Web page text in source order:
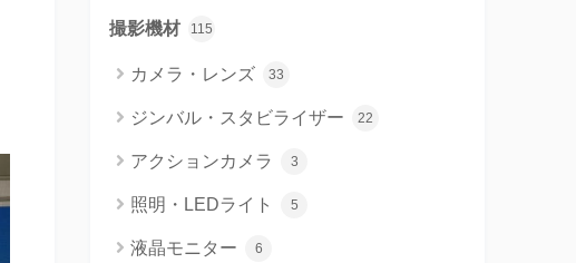
撮影機材 115
カメラ・レンズ 33
ジンバル・スタビライザー 22
アクションカメラ 3
照明・LEDライト 5
液晶モニター 6